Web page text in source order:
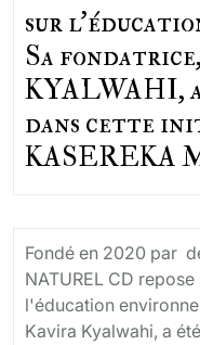
sur
Sa
KYALWAHI,
dans cette
KASEREKA
Fondé en 2020 par
NATUREL CD
l'éducation
Kavira Kyalwahi, a